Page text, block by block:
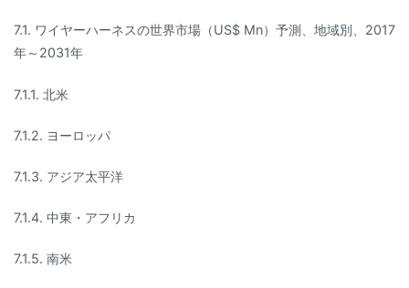
7.1. ワイヤーハーネスの世界市場（US$ Mn）予測、地域別、2017
年～2031年
7.1.1. 北米
7.1.2. ヨーロッパ
7.1.3. アジア太平洋
7.1.4. 中東・アフリカ
7.1.5. 南米